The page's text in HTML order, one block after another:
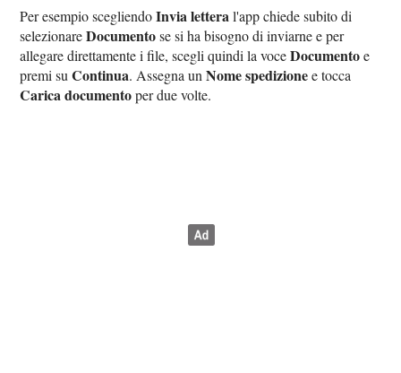
Per esempio scegliendoInvia letteral'app chiede subito di
selezionareDocumentose si ha bisogno di inviarne e per
allegare direttamente i file, scegli quindi la voceDocumentoe
premi suContinua. Assegna unNome spedizionee tocca
Carica documentoper due volte.